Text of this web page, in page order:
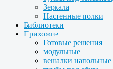
Зеркала
Настенные полки
Библиотеки
Прихожие
Готовые решения
модульные
вешалки напольные